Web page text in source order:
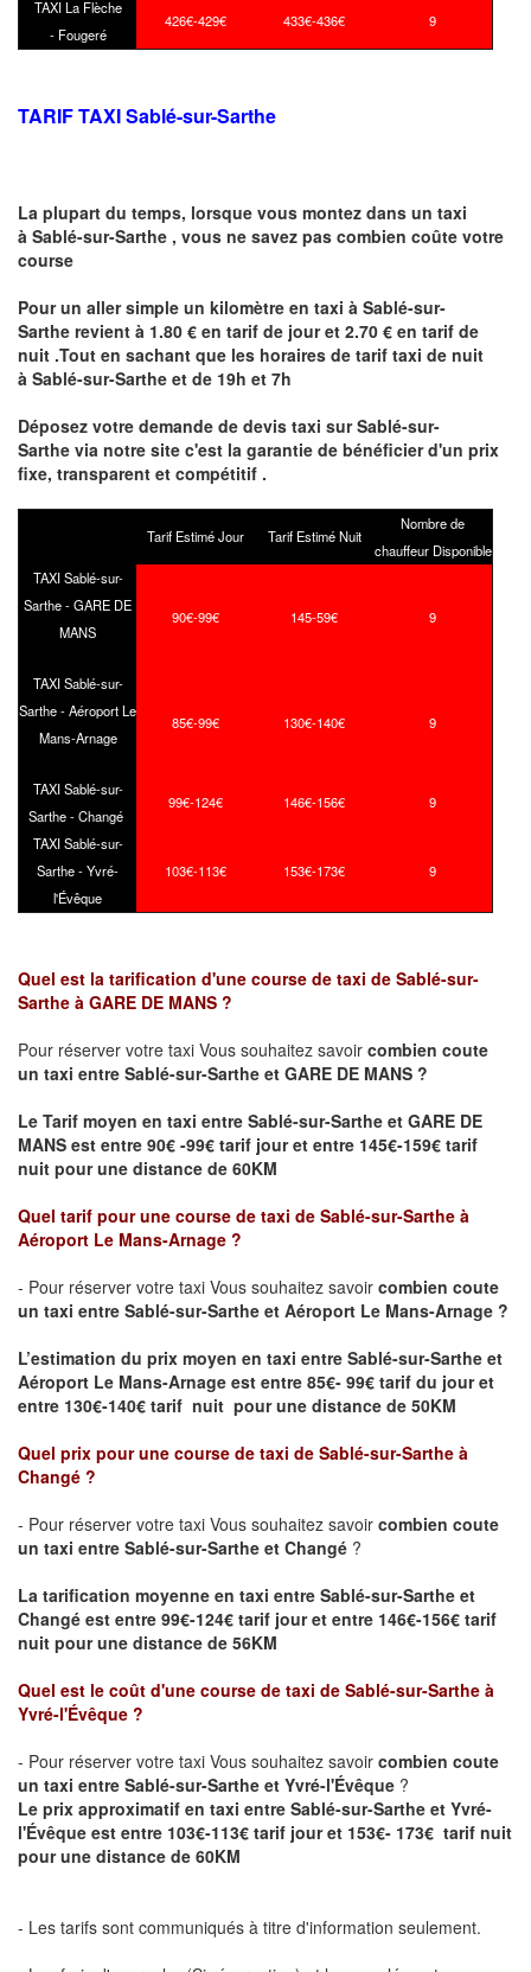
TAXI La Flèche
- Fougeré
426€-429€ 433€-436€ 9
TARIF TAXI Sablé-sur-Sarthe
La plupart du temps, lorsque vous montez dans un taxi
à Sablé-sur-Sarthe , vous ne savez pas combien coûte votre
course
Pour un aller simple un kilomètre en taxi à Sablé-sur-
Sarthe revient à 1.80 € en tarif de jour et 2.70 € en tarif de
nuit .Tout en sachant que les horaires de tarif taxi de nuit
à Sablé-sur-Sarthe et de 19h et 7h
Déposez votre demande de devis taxi sur Sablé-sur-
Sarthe via notre site c'est la garantie de bénéficier d'un prix
fixe, transparent et compétitif .
Tarif Estimé Jour Tarif Estimé Nuit
Nombre de
chauffeur Disponible
TAXI Sablé-sur-
Sarthe - GARE DE
MANS
90€-99€ 145-59€ 9
TAXI Sablé-sur-
Sarthe - Aéroport Le
Mans-Arnage
85€-99€ 130€-140€ 9
TAXI Sablé-sur-
Sarthe - Changé
99€-124€ 146€-156€ 9
TAXI Sablé-sur-
Sarthe - Yvré-
l'Évêque
103€-113€ 153€-173€ 9
Quel est la tarification d'une course de taxi de Sablé-sur-
Sarthe à GARE DE MANS ?
Pour réserver votre taxi Vous souhaitez savoir combien coute
un taxi entre Sablé-sur-Sarthe et GARE DE MANS ?
Le Tarif moyen en taxi entre Sablé-sur-Sarthe et GARE DE
MANS est entre 90€ -99€ tarif jour et entre 145€-159€ tarif
nuit pour une distance de 60KM
Quel tarif pour une course de taxi de Sablé-sur-Sarthe à
Aéroport Le Mans-Arnage ?
- Pour réserver votre taxi Vous souhaitez savoir combien coute
un taxi entre Sablé-sur-Sarthe et Aéroport Le Mans-Arnage ?
L’estimation du prix moyen en taxi entre Sablé-sur-Sarthe et
Aéroport Le Mans-Arnage est entre 85€- 99€ tarif du jour et
entre 130€-140€ tarif nuit pour une distance de 50KM
Quel prix pour une course de taxi de Sablé-sur-Sarthe à
Changé ?
- Pour réserver votre taxi Vous souhaitez savoir combien coute
un taxi entre Sablé-sur-Sarthe et Changé ?
La tarification moyenne en taxi entre Sablé-sur-Sarthe et
Changé est entre 99€-124€ tarif jour et entre 146€-156€ tarif
nuit pour une distance de 56KM
Quel est le coût d'une course de taxi de Sablé-sur-Sarthe à
Yvré-l'Évêque ?
- Pour réserver votre taxi Vous souhaitez savoir combien coute
un taxi entre Sablé-sur-Sarthe et Yvré-l'Évêque ?
Le prix approximatif en taxi entre Sablé-sur-Sarthe et Yvré-
l'Évêque est entre 103€-113€ tarif jour et 153€- 173€ tarif nuit
pour une distance de 60KM
- Les tarifs sont communiqués à titre d'information seulement.